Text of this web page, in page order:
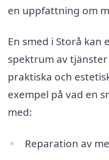
en uppfattning om
En smed i Storå
spektrum av
praktiska och
exempel på vad en
med:
Reparation av